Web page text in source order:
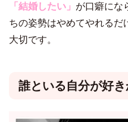
「結婚したい」 が口癖にな
ちの姿勢はやめてやれるだ
大切です。
誰といる自分が好き